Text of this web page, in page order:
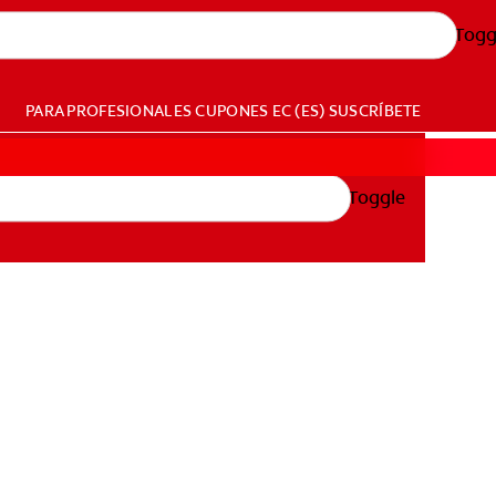
PARA PROFESIONALESCUPONES EC (ES) SUSCRÍBETE
Toggle